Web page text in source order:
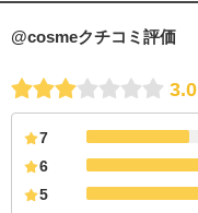
@cosmeクチコミ評価
3.0
7
6
5